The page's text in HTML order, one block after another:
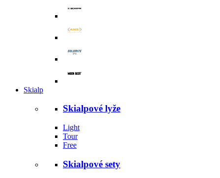
Skialp
Skialpové lyže
Light
Tour
Free
Skialpové sety